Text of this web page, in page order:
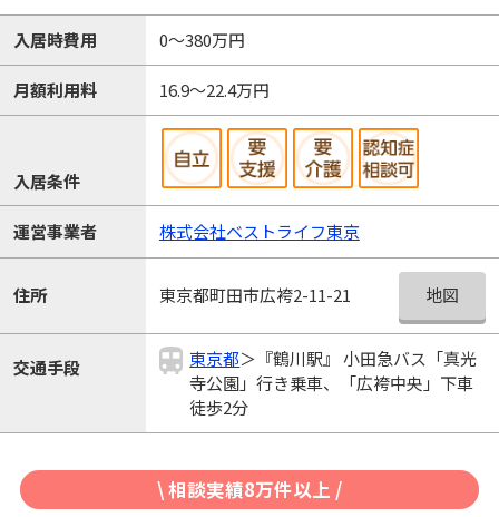
入居時費用 0～380万円
月額利用料 16.9～22.4万円
入居条件
運営事業者 株式会社ベストライフ東京
住所 東京都町田市広袴2-11-21 地図
交通手段 東京都＞『鶴川駅』 小田急バス「真光
寺公園」行き乗車、「広袴中央」下車
徒歩2分
\ 相談実績8万件以上 /